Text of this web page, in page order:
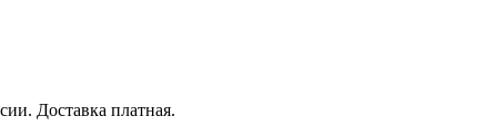
Доставка платная.